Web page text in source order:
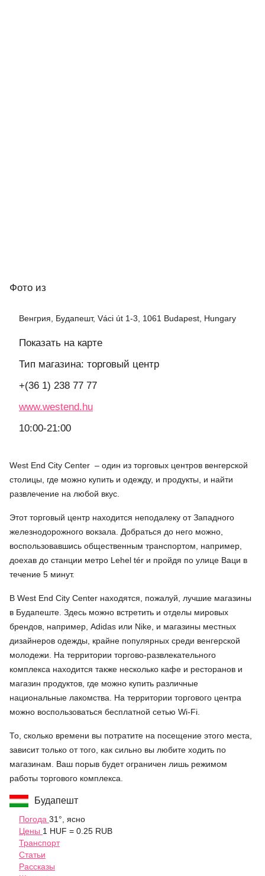
Фото из
Венгрия, Будапешт, Váci út 1-3, 1061 Budapest, Hungary
Показать на карте
Тип магазина: торговый центр
+(36 1) 238 77 77
www.westend.hu
10:00-21:00
West End City Center – один из торговых центров венгерской
столицы, где можно купить и одежду, и продукты, и найти
развлечение на любой вкус.
Этот торговый центр находится неподалеку от Западного
железнодорожного вокзала. Добраться до него можно,
воспользовавшись общественным транспортом, например,
доехав до станции метро Lehel tér и пройдя по улице Ваци в
течение 5 минут.
В West End City Center находятся, пожалуй, лучшие магазины
в Будапеште. Здесь можно встретить и отделы мировых
брендов, например, Adidas или Nike, и магазины местных
дизайнеров одежды, крайне популярных среди венгерской
молодежи. На территории торгово-развлекательного
комплекса находится также несколько кафе и ресторанов и
магазин продуктов, где можно купить различные
национальные лакомства. На территории торгового центра
можно воспользоваться бесплатной сетью Wi-Fi.
То, сколько времени вы потратите на посещение этого места,
зависит только от того, как сильно вы любите ходить по
магазинам. Ваш порыв будет ограничен лишь режимом
работы торгового комплекса.
Будапешт
Погода 31°, ясно
Цены 1 HUF = 0.25 RUB
Транспорт
Статьи
Рассказы